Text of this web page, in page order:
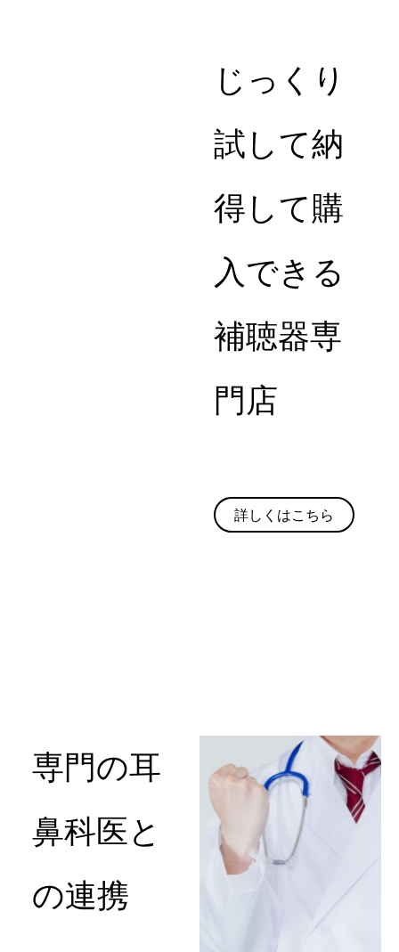
じっくり
試して納
得して購
入できる
補聴器専
門店
詳しくはこちら
専門の耳
鼻科医と
の連携